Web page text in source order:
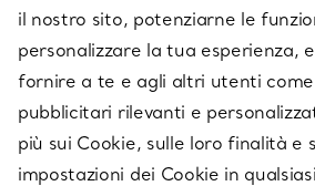
SU TIFFANY & CO.
LEGALE
il nostro sito, potenziarne le
personalizzare la tua esperienza,
fornire a te e agli altri utenti
pubblicitari rilevanti e
più sui Cookie, sulle loro finalità e
impostazioni dei Cookie in